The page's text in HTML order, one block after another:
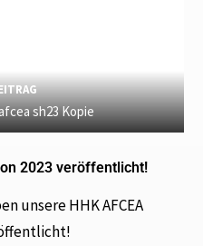
sh23 Kopie
2023 veröffentlicht!
unsere HHK AFCEA